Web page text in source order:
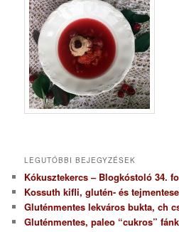
LEGUTÓBBI BEJEGYZÉSEK
Kókusztekercs – Blogkóstoló 34.
Kossuth kifli, glutén- és
Gluténmentes lekváros bukta, ch
Gluténmentes, paleo “cukros”